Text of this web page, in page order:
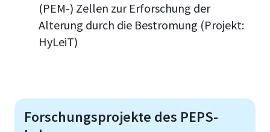
(PEM-) Zellen zur Erforschung der
Alterung durch die Bestromung (Projekt:
HyLeiT)
Forschungsprojekte des PEPS-